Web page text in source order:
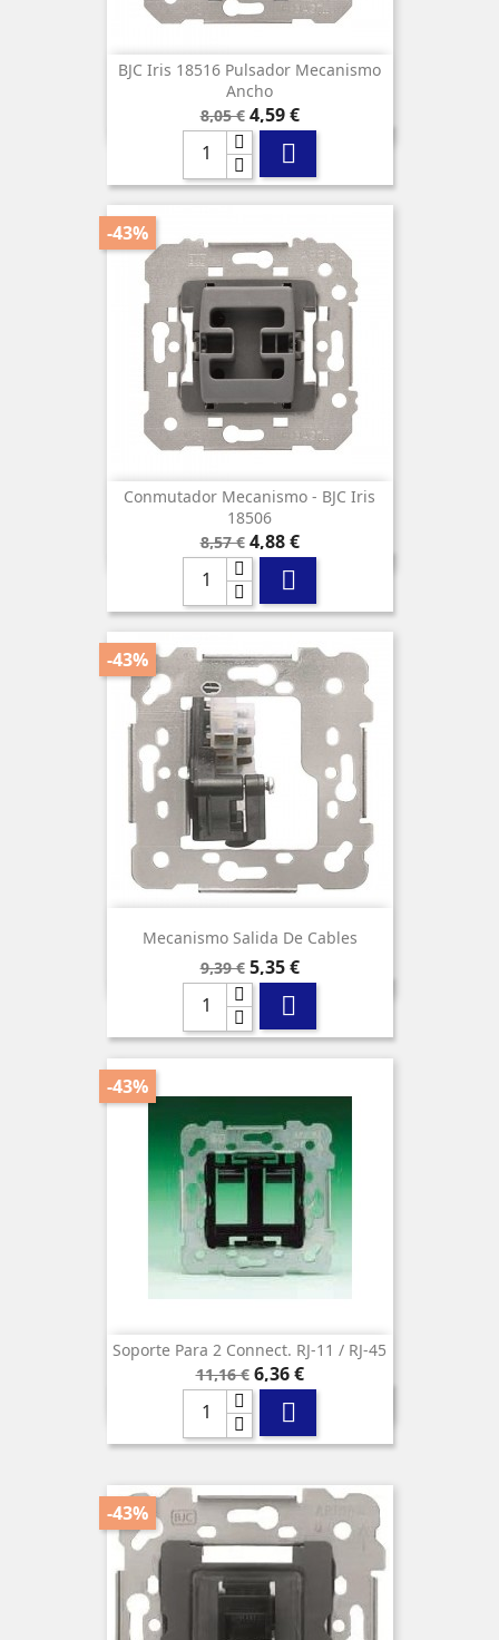
BJC Iris 18516 Pulsador Mecanismo
Ancho
Precio
base
8,05 € Precio
4,59 €

Conmutador Mecanismo - BJC Iris
18506
Precio
base
8,57 €
-43%
Precio
4,88 €

Mecanismo Salida De Cables
Precio
base
9,39 €
-43%
Precio
5,35 €

Soporte Para 2 Connect. RJ-11 / RJ-45
Precio
base
11,16 €
-43%
Precio
6,36 €

-43%